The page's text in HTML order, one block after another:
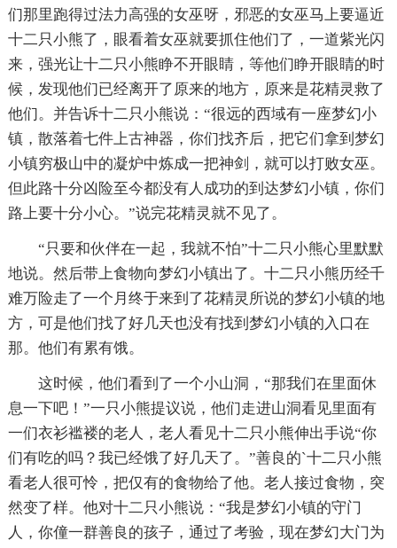
们那里跑得过法力高强的女巫呀，邪恶的女巫马上要逼近
十二只小熊了，眼看着女巫就要抓住他们了，一道紫光闪
来，强光让十二只小熊睁不开眼睛，等他们睁开眼睛的时
候，发现他们已经离开了原来的地方，原来是花精灵救了
他们。并告诉十二只小熊说：“很远的西域有一座梦幻小
镇，散落着七件上古神器，你们找齐后，把它们拿到梦幻
小镇穷极山中的凝炉中炼成一把神剑，就可以打败女巫。
但此路十分凶险至今都没有人成功的到达梦幻小镇，你们
路上要十分小心。”说完花精灵就不见了。
“只要和伙伴在一起，我就不怕”十二只小熊心里默默
地说。然后带上食物向梦幻小镇出了。十二只小熊历经千
难万险走了一个月终于来到了花精灵所说的梦幻小镇的地
方，可是他们找了好几天也没有找到梦幻小镇的入口在
那。他们有累有饿。
这时候，他们看到了一个小山洞，“那我们在里面休
息一下吧！”一只小熊提议说，他们走进山洞看见里面有
一们衣衫褴褛的老人，老人看见十二只小熊伸出手说“你
们有吃的吗？我已经饿了好几天了。”善良的`十二只小熊
看老人很可怜，把仅有的食物给了他。老人接过食物，突
然变了样。他对十二只小熊说：“我是梦幻小镇的守门
人，你僮一群善良的孩子，通过了考验，现在梦幻大门为